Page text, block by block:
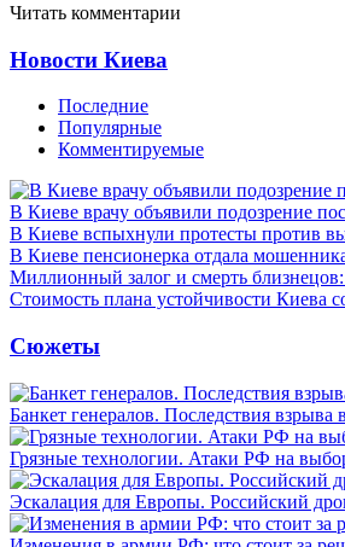
Читать комментарии
Новости Киева
Последние
Популярные
Комментируемые
В Киеве врачу объявили подозрение
В Киеве вспыхнули протесты против
В Киеве пенсионерка отдала
Миллионный залог и смерть
Стоимость плана устойчивости Киева
Сюжеты
Банкет генералов. Последствия взрыва
Грязные технологии. Атаки РФ на
Эскалация для Европы. Российский